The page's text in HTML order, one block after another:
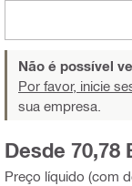
Não é possível
Por favor, inicie
sua empresa.
Preço líquido (com
Desde 70,78